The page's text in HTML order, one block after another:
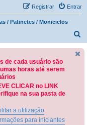
Entrar
Registrar
/ Patinetes / Moniciclos
de cada usuário são
horas até serem
CLICAR no LINK
na sua pasta de
a utilização
para iniciantes